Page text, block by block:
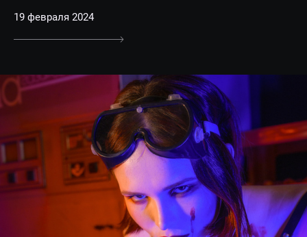
19 февраля 2024